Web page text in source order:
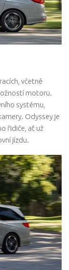
včetně
motoru.
systému,
Odyssey je
řidiče, ať už
jízdu.